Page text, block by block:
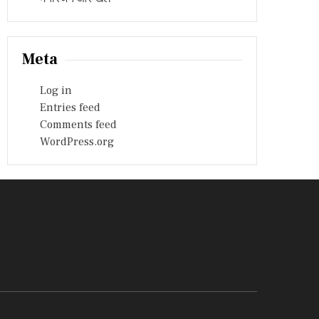
Meta
Log in
Entries feed
Comments feed
WordPress.org